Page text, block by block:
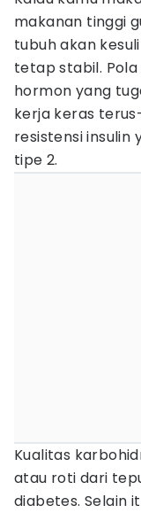
makanan tinggi
tubuh akan
tetap stabil. Pola
hormon yang
kerja keras
resistensi insulin
tipe 2.
Kualitas
atau roti dari
diabetes. Selain